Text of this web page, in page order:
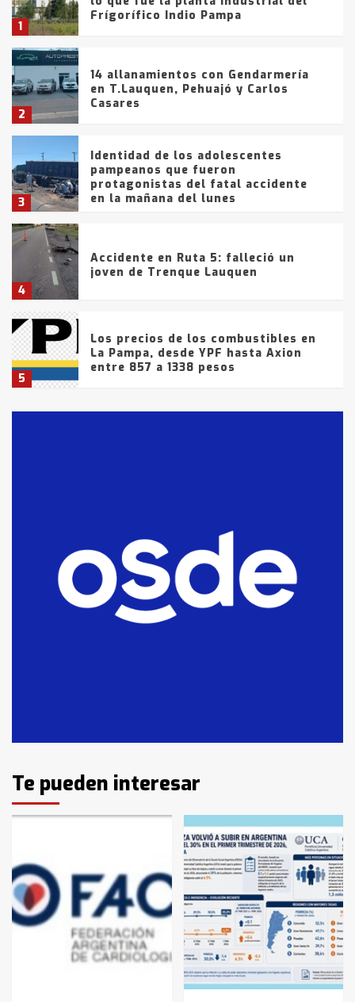
1
Frígorífico Indio Pampa
2
14 allanamientos con Gendarmería
en T.Lauquen, Pehuajó y Carlos
Casares
3
Identidad de los adolescentes
pampeanos que fueron
protagonistas del fatal accidente
en la mañana del lunes
4
Accidente en Ruta 5: falleció un
joven de Trenque Lauquen
5
Los precios de los combustibles en
La Pampa, desde YPF hasta Axion
entre 857 a 1338 pesos
fueron detenidos por
comercialización de drogas en la
tarde del sábado
T.Lauquen: se vendió el edificio de
lo que fue la planta Industrial del
3
Identidad de los adolescentes
pampeanos que fueron
en la mañana del lunes
4
Accidente en Ruta 5: falleció un
joven de Trenque Lauquen
Los precios de los combustibles en
La Pampa, desde YPF hasta Axion
entre 857 a 1338 pesos
Te pueden interesar